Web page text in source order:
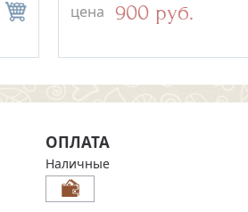
цена 7 800 руб.
цена 900 руб.
ОПЛАТА
Наличные